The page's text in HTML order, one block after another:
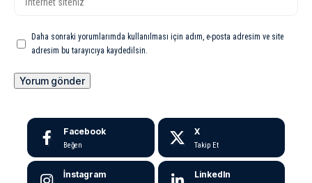
Daha sonraki yorumlarımda kullanılması için adım, e-posta adresim ve site
adresim bu tarayıcıya kaydedilsin.
Facebook
Beğen
X
Takip Et
İnstagram LinkedIn